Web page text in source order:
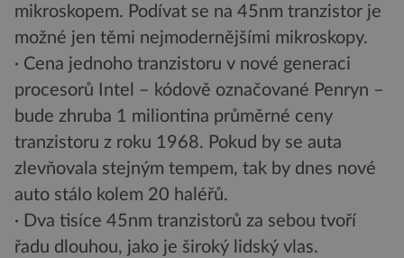
mikroskopem. Podívat se na 45nm tranzistor je
možné jen těmi nejmodernějšími mikroskopy.
· Cena jednoho tranzistoru v nové generaci
procesorů Intel – kódově označované Penryn –
bude zhruba 1 miliontina průměrné ceny
tranzistoru z roku 1968. Pokud by se auta
zlevňovala stejným tempem, tak by dnes nové
auto stálo kolem 20 haléřů.
· Dva tisíce 45nm tranzistorů za sebou tvoří
řadu dlouhou, jako je široký lidský vlas.